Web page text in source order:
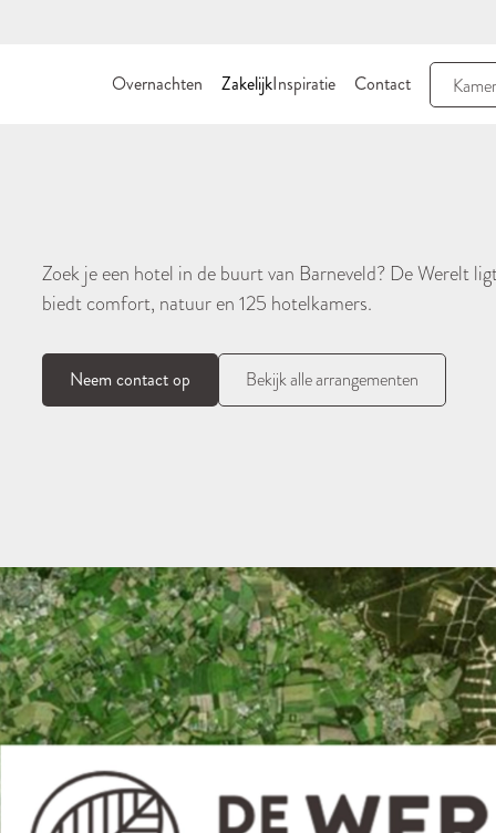
Overnachten ZakelijkInspiratie Contact
Zoek je een hotel in de buurt van Barneveld? De Werelt
biedt comfort, natuur en 125 hotelkamers.
Neem contact op Bekijk alle arrangementen